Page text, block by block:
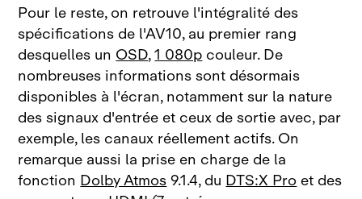
Pour le reste, on retrouve l'intégralité des
spécifications de l'AV10, au premier rang
desquelles unOSD,1 080pcouleur. De
nombreuses informations sont désormais
disponibles à l'écran, notamment sur la nature
des signaux d'entrée et ceux de sortie avec, par
exemple, les canaux réellement actifs. On
remarque aussi la prise en charge de la
fonctionDolby Atmos9.1.4, duDTS:X Proet des